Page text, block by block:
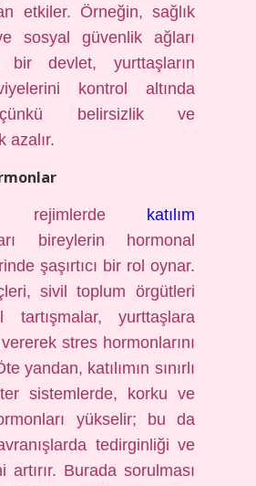
etkiler. Örneğin, sağlık
sosyal güvenlik ağları
devlet, yurttaşların
kontrol altında
belirsizlik ve
azalır.
rejimlerde
katılım
bireylerin hormonal
şaşırtıcı bir rol oynar.
sivil toplum örgütleri
tartışmalar, yurttaşlara
stres hormonlarını
yandan, katılımın sınırlı
sistemlerde, korku ve
yükselir; bu da
tedirginliği ve
artırır. Burada sorulması